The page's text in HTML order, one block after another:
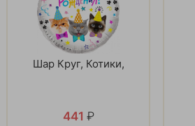
Шар Круг, Котики,
441 ₽